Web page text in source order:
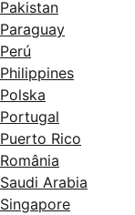
Pakistan
Paraguay
Perú
Philippines
Polska
Portugal
Puerto Rico
România
Saudi Arabia
Singapore